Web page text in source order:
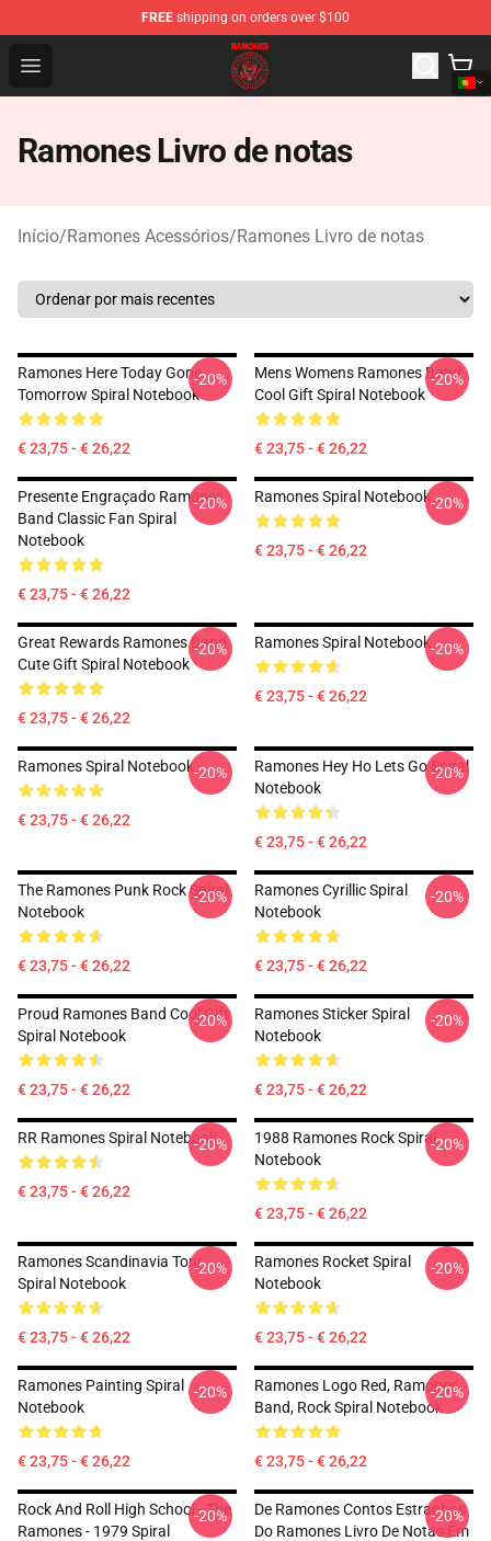
FREE shipping on orders over $100
Open menu
Ramones Store - Official Ramones Merchandise Shop
Ramones Livro de notas
Início/Ramones Acessórios/Ramones Livro de notas
Ramones Here Today Gone
Tomorrow Spiral Notebook
€ 23,75 - € 26,22
-20%
Mens Womens Ramones Band
Cool Gift Spiral Notebook
€ 23,75 - € 26,22
-20%
Presente Engraçado Ramones
Band Classic Fan Spiral
Notebook
€ 23,75 - € 26,22
-20% Ramones Spiral Notebook
€ 23,75 - € 26,22
-20%
Great Rewards Ramones Band
Cute Gift Spiral Notebook
€ 23,75 - € 26,22
-20% Ramones Spiral Notebook
€ 23,75 - € 26,22
-20%
Ramones Spiral Notebook
€ 23,75 - € 26,22
-20%
Ramones Hey Ho Lets Go Spiral
Notebook
€ 23,75 - € 26,22
-20%
The Ramones Punk Rock Spiral
Notebook
€ 23,75 - € 26,22
-20%
Ramones Cyrillic Spiral
Notebook
€ 23,75 - € 26,22
-20%
Proud Ramones Band Cool Gift
Spiral Notebook
€ 23,75 - € 26,22
-20%
Ramones Sticker Spiral
Notebook
€ 23,75 - € 26,22
-20%
RR Ramones Spiral Notebook
€ 23,75 - € 26,22
-20%
1988 Ramones Rock Spiral
Notebook
€ 23,75 - € 26,22
-20%
Ramones Scandinavia Tour
Spiral Notebook
€ 23,75 - € 26,22
-20%
Ramones Rocket Spiral
Notebook
€ 23,75 - € 26,22
-20%
Ramones Painting Spiral
Notebook
€ 23,75 - € 26,22
-20%
Ramones Logo Red, Ramones
Band, Rock Spiral Notebook
€ 23,75 - € 26,22
-20%
Rock And Roll High School - The
Ramones - 1979 Spiral
-20%
De Ramones Contos Estranhos
Do Ramones Livro De Notas Em
-20%